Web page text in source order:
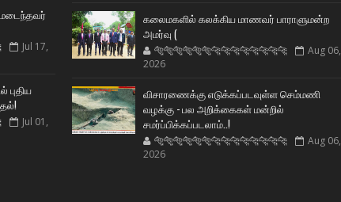
Jul 17,
Jul 01,
கலைமகளில் கலக்கிய மாணவர் பாராளுமன்ற
அமர்வு (
🐅🐅🐅🐅🐅🐅🐆🐆🐆🐆🐆🐆🐆🐆
Aug 06,
2026
விசாரணைக்கு எடுக்கப்படவுள்ள செம்மணி
வழக்கு - பல அறிக்கைகள் மன்றில்
சமர்ப்பிக்கப்படலாம்..!
🐅🐅🐅🐅🐅🐅🐆🐆🐆🐆🐆🐆🐆🐆
Aug 06,
2026